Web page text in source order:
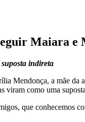
Maiara e
indireta
Mendonça, a mãe
viram como uma
que conhecemos